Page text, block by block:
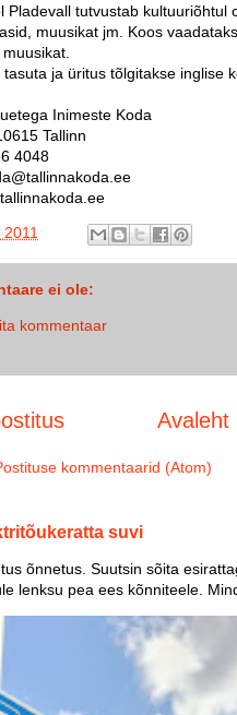
Pladevall tutvustab kultuuriõhtul
muusikat jm. Koos
ja üritus tõlgitakse inglise
Inimeste Koda
Tallinn
4048
2011
ei ole:
kommentaar
Avaleht
kommentaarid (Atom)
suvi
õnnetus. Suutsin sõita
lenksu pea ees kõnniteele.